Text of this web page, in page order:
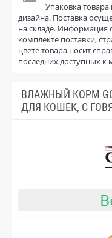
Упаковка
дизайна. Поставка
на складе. Информация
комплекте поставки,
цвете товара носит
последних доступных к
ВЛАЖНЫЙ КОРМ
ДЛЯ КОШЕК, С